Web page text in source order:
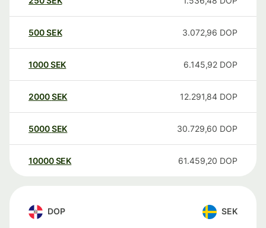
500SEK 3.072,96 DOP
1000SEK 6.145,92 DOP
2000SEK 12.291,84 DOP
5000SEK 30.729,60 DOP
10000 SEK 61.459,20 DOP
DOP SEK